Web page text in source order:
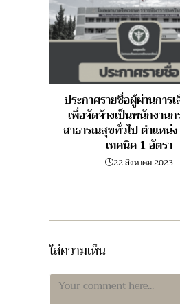
ประกาศรายชื่อผู้ผ่านการ
เพื่อจัดจ้างเป็นพนักงานก
สาธารณสุขทั่วไป ตำแหน่ง
เทคนิค 1 อัตรา
22 สิงหาคม 2023
ใส่ความเห็น
Comment